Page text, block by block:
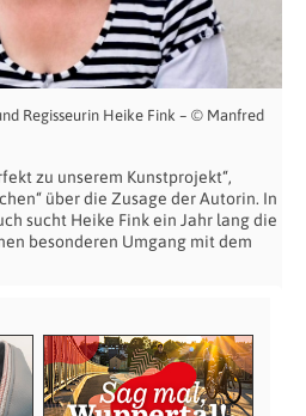
Regisseurin Heike Fink – © Manfred
zu unserem Kunstprojekt“,
über die Zusage der Autorin. In
sucht Heike Fink ein Jahr lang die
besonderen Umgang mit dem